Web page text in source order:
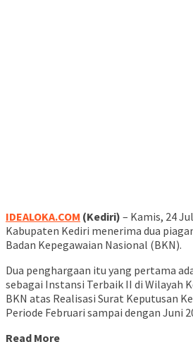
IDEALOKA.COM (Kediri) – Kamis, 24
Kabupaten Kediri menerima dua
Badan Kepegawaian Nasional (BKN).
Dua penghargaan itu yang pertama
sebagai Instansi Terbaik II di Wilayah
BKN atas Realisasi Surat Keputusan
Periode Februari sampai dengan Juni
Read More